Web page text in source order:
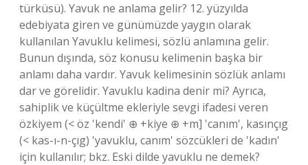
türküsü). Yavuk ne anlama gelir? 12. yüzyılda
edebiyata giren ve günümüzde yaygın olarak
kullanılan Yavuklu kelimesi, sözlü anlamına gelir.
Bunun dışında, söz konusu kelimenin başka bir
anlamı daha vardır. Yavuk kelimesinin sözlük anlamı
dar ve görelidir. Yavuklu kadina denir mi? Ayrıca,
sahiplik ve küçültme ekleriyle sevgi ifadesi veren
özkiyem (< öz 'kendi' ⊕ +kiye ⊕ +m] 'canım', kasınçıg
(< kas-ı-n-çıg) 'yavuklu, canım' sözcükleri de 'kadın'
için kullanılır; bkz. Eski dilde yavuklu ne demek?